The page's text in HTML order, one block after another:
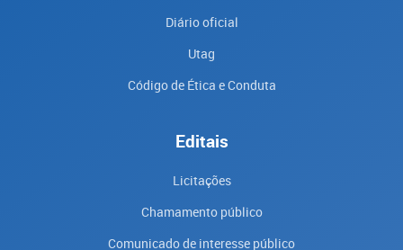
Diário oficial
Utag
Código de Ética e Conduta
Editais
Licitações
Chamamento público
Comunicado de interesse público